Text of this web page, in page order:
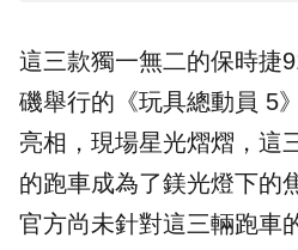
這三款獨一無二的保時捷
磯舉行的《玩具總動員 5
亮相，現場星光熠熠，這
的跑車成為了鎂光燈下的
官方尚未針對這三輛跑車